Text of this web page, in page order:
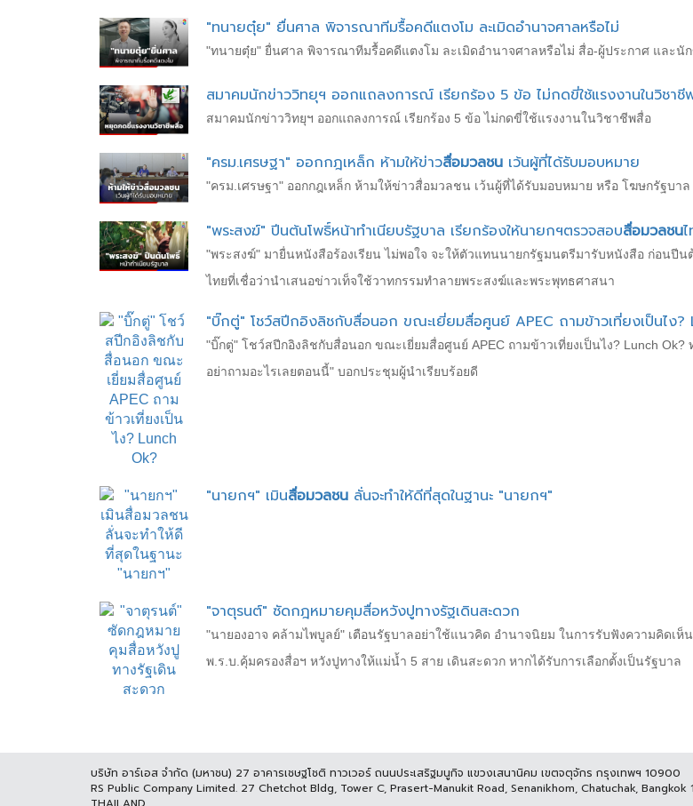
"ทนายตุ๋ย" ยื่นศาล พิจารณาทีมรื้อคดีแตงโม ละเมิดอำนาจศาลหรือไม่
"ทนายตุ๋ย" ยื่นศาล พิจารณาทีมรื้อคดีแตงโม ละเมิดอำนาจศาลหรือไม่ สื่อ-ผู้ประกาศ และ
สมาคมนักข่าววิทยุฯ ออกแถลงการณ์ เรียกร้อง 5 ข้อ ไม่กดขี่ใช้แรงงานในวิชาชี
สมาคมนักข่าววิทยุฯ ออกแถลงการณ์ เรียกร้อง 5 ข้อ ไม่กดขี่ใช้แรงงานในวิชาชีพสื่อ
"ครม.เศรษฐา" ออกกฎเหล็ก ห้ามให้ข่าวสื่อมวลชน เว้นผู้ที่ได้รับมอบหมาย
"ครม.เศรษฐา" ออกกฎเหล็ก ห้ามให้ข่าวสื่อมวลชน เว้นผู้ที่ได้รับมอบหมาย หรือ โฆษกรัฐบา
"พระสงฆ์" ปีนต้นโพธิ์หน้าทำเนียบรัฐบาล เรียกร้องให้นายกฯตรวจสอบสื่อมวลชน
"พระสงฆ์" มายื่นหนังสือร้องเรียน ไม่พอใจ จะให้ตัวแทนนายกรัฐมนตรีมารับหนังสือ ก่อนปี
ไทยที่เชื่อว่านำเสนอข่าวเท็จใช้วาทกรรมทำลายพระสงฆ์และพระพุทธศาสนา
"บิ๊กตู่" โชว์สปีกอิงลิชกับสื่อนอก ขณะเยี่ยมสื่อศูนย์ APEC ถามข้าวเที่ยงเป็นไง?
"บิ๊กตู่" โชว์สปีกอิงลิชกับสื่อนอก ขณะเยี่ยมสื่อศูนย์ APEC ถามข้าวเที่ยงเป็นไง? Lunch
อย่าถามอะไรเลยตอนนี้" บอกประชุมผู้นำเรียบร้อยดี​
"นายกฯ​" เมินสื่อมวลชน ​ ลั่นจะทำให้ดีที่สุดในฐานะ "นายกฯ"
"จาตุรนต์" ซัดกฎหมายคุมสื่อหวังปูทางรัฐเดินสะดวก
"นายองอาจ คล้ามไพบูลย์" เตือนรัฐบาลอย่าใช้แนวคิด อำนาจนิยม ในการรับฟังความคิดเ
พ.ร.บ.คุ้มครองสื่อฯ หวังปูทางให้แม่น้ำ 5 สาย เดินสะดวก หากได้รับการเลือกตั้งเป็นรัฐบาล
บริษัท อาร์เอส จำกัด (มหาชน) 27 อาคารเชษฐโชติ ทาวเวอร์ ถนนประเสริฐมนูกิจ แขวงเสนานิคม เขตจตุจักร กรุงเทพฯ 10900
RS Public Company Limited. 27 Chetchot Bldg, Tower C, Prasert-Manukit Road, Senanikhom, Chatuchak, Bangkok